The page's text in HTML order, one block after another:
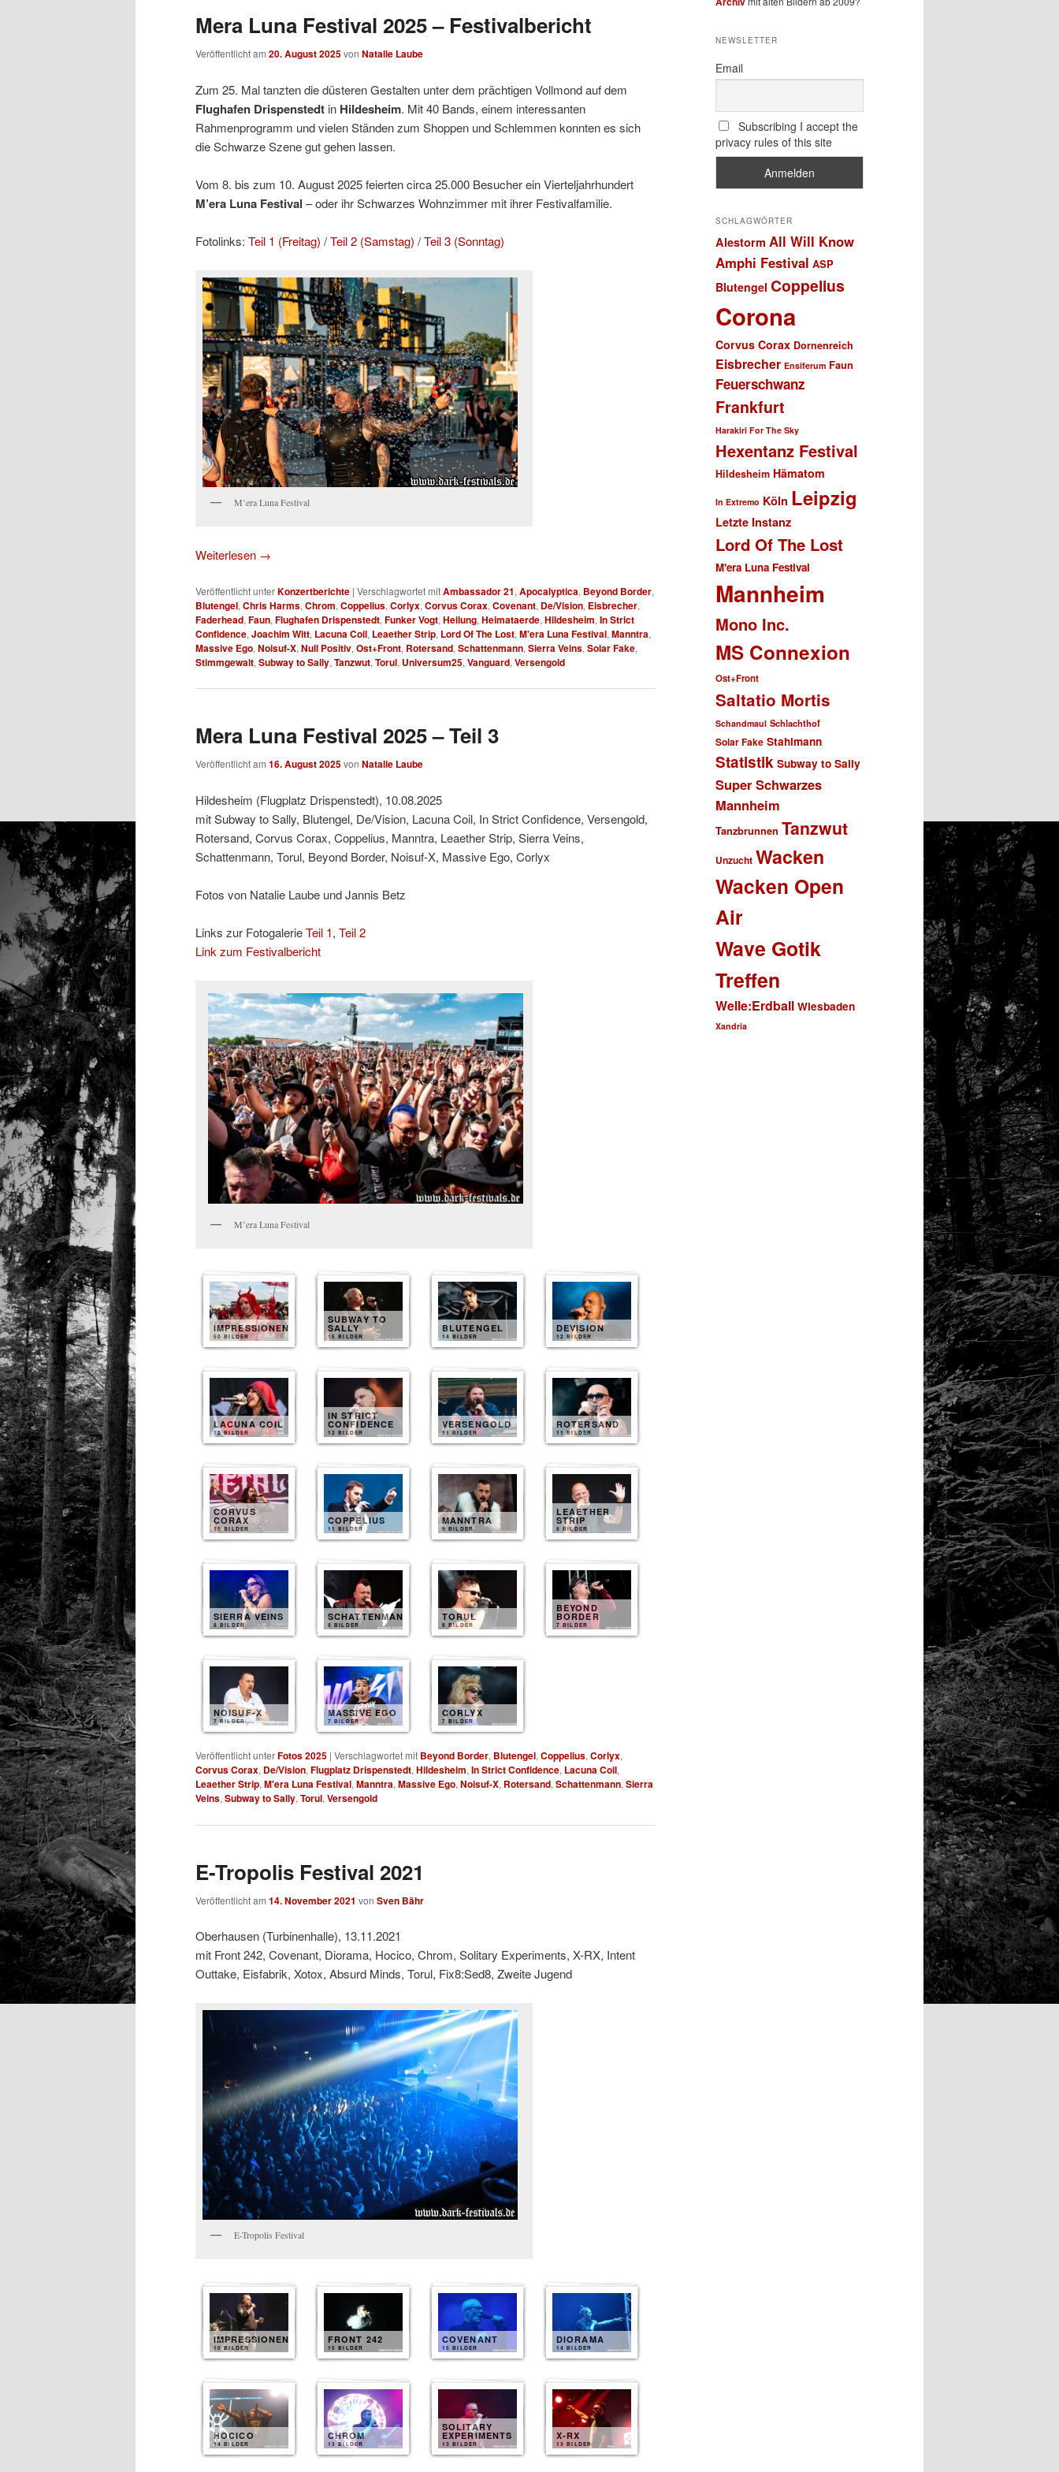
Mera Luna Festival 2025 – Festivalbericht
Veröffentlicht am 20. August 2025von Natalie Laube
Zum 25. Mal tanzten die düsteren Gestalten unter dem prächtigen Vollmond auf dem
Flughafen Drispenstedt in Hildesheim. Mit 40 Bands, einem interessanten
Rahmenprogramm und vielen Ständen zum Shoppen und Schlemmen konnten es sich
die Schwarze Szene gut gehen lassen.
Vom 8. bis zum 10. August 2025 feierten circa 25.000 Besucher ein Vierteljahrhundert
M’era Luna Festival – oder ihr Schwarzes Wohnzimmer mit ihrer Festivalfamilie.
Fotolinks: Teil 1 (Freitag) /Teil 2 (Samstag) /Teil 3 (Sonntag)
M’era Luna Festival
Weiterlesen →
Veröffentlicht unterKonzertberichte | Verschlagwortet mitAmbassador 21, Apocalyptica, Beyond Border,
Blutengel, Chris Harms, Chrom, Coppelius, Corlyx, Corvus Corax, Covenant, De/Vision, Eisbrecher,
Faderhead, Faun, Flughafen Drispenstedt, Funker Vogt, Heilung, Heimataerde, Hildesheim, In Strict
Confidence, Joachim Witt, Lacuna Coil, Leaether Strip, Lord Of The Lost, M'era Luna Festival, Manntra,
Massive Ego, Noisuf-X, Null Positiv, Ost+Front, Rotersand, Schattenmann, Sierra Veins, Solar Fake,
Stimmgewalt, Subway to Sally, Tanzwut, Torul, Universum25, Vanguard, Versengold
Mera Luna Festival 2025 – Teil 3
Veröffentlicht am 16. August 2025von Natalie Laube
Hildesheim (Flugplatz Drispenstedt), 10.08.2025
mit Subway to Sally, Blutengel, De/Vision, Lacuna Coil, In Strict Confidence, Versengold,
Rotersand, Corvus Corax, Coppelius, Manntra, Leaether Strip, Sierra Veins,
Schattenmann, Torul, Beyond Border, Noisuf-X, Massive Ego, Corlyx
Fotos von Natalie Laube und Jannis Betz
Links zur FotogalerieTeil 1, Teil 2
Link zum Festivalbericht
M’era Luna Festival
IMPRESSIONEN
50 BILDER
SUBWAY TO
SALLY
15 BILDER
BLUTENGEL
14 BILDER
DEVISION
12 BILDER
LACUNA COIL
12 BILDER
IN STRICT
CONFIDENCE
12 BILDER
VERSENGOLD
11 BILDER
ROTERSAND
11 BILDER
CORVUS
CORAX
11 BILDER
COPPELIUS
11 BILDER
MANNTRA
9 BILDER
LEAETHER
STRIP
8 BILDER
SIERRA VEINS
8 BILDER
SCHATTENMANN
8 BILDER
TORUL
8 BILDER
BEYOND
BORDER
7 BILDER
NOISUF-X
7 BILDER
MASSIVE EGO
7 BILDER
CORLYX
7 BILDER
Veröffentlicht unterFotos 2025 | Verschlagwortet mit Beyond Border, Blutengel,Coppelius,Corlyx,
Corvus Corax, De/Vision,Flugplatz Drispenstedt,Hildesheim,In Strict Confidence, Lacuna Coil,
Leaether Strip,M'era Luna Festival,Manntra,Massive Ego,Noisuf-X, Rotersand,Schattenmann,Sierra
Veins,Subway to Sally,Torul,Versengold
E-Tropolis Festival 2021
Veröffentlicht am 14. November 2021 von Sven Bähr
Oberhausen (Turbinenhalle), 13.11.2021
mit Front 242, Covenant, Diorama, Hocico, Chrom, Solitary Experiments, X-RX, Intent
Outtake, Eisfabrik, Xotox, Absurd Minds, Torul, Fix8:Sed8, Zweite Jugend
E-Tropolis Festival
IMPRESSIONEN
10 BILDER
FRONT 242
15 BILDER
COVENANT
15 BILDER
DIORAMA
14 BILDER
HOCICO
14 BILDER
CHROM
13 BILDER
SOLITARY
EXPERIMENTS
13 BILDER
X-RX
13 BILDER
NEWSLETTER
Email
Subscribing I accept the
privacy rules of this site
SCHLAGWÖRTER
Alestorm All Will Know
Amphi Festival ASP
Blutengel Coppelius
Corona
Corvus Corax Dornenreich
Eisbrecher Ensiferum Faun
Feuerschwanz
Frankfurt
Harakiri For The Sky
Hexentanz Festival
Hildesheim Hämatom
In Extremo Köln Leipzig
Letzte Instanz
Lord Of The Lost
M'era Luna Festival
Mannheim
Mono Inc.
MS Connexion
Ost+Front
Saltatio Mortis
Schandmaul Schlachthof
Solar Fake Stahlmann
Statistik Subway to Sally
Super Schwarzes
Mannheim
Tanzbrunnen Tanzwut
Unzucht Wacken
Wacken Open
Air
Wave Gotik
Treffen
Welle:Erdball Wiesbaden
Xandria